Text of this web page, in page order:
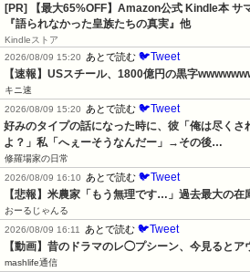
[PR]
【最大65%OFF】Amazon公式 Kindle本 サ
『語られなかった皇族たちの真実』他
Kindleストア
2026/08/09 15:20
あとで読む 🐦Tweet
【速報】USスチール、1800億円の黒字
キニ速
2026/08/09 15:20
あとで読む 🐦Tweet
好みのタイプの話になった時に、彼「俺は尽くさ
よ？」私「へぇーそうなんだー」→その後…
修羅場家の日常
2026/08/09 16:10
あとで読む 🐦Tweet
【悲報】米農家「もう無理です…」過去最大の在
おーるじゃんる
2026/08/09 16:11
あとで読む 🐦Tweet
【動画】昔のドラマのレ◯プシーン、今見ると
mashlife通信